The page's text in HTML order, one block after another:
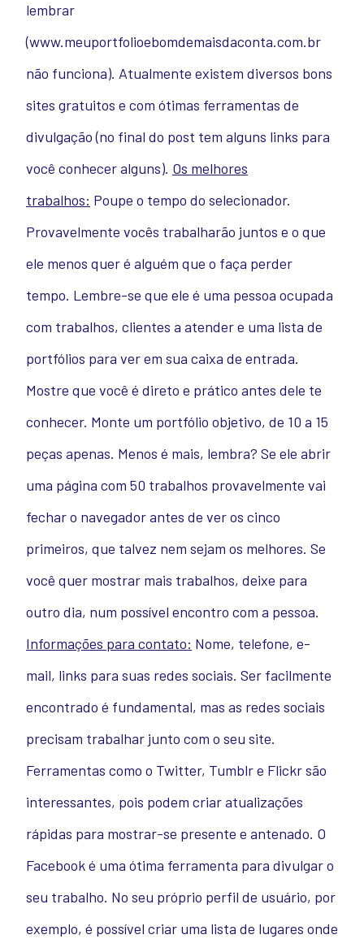
lembrar
(www.meuportfolioebomdemaisdaconta.com.br
não funciona). Atualmente existem diversos bons
sites gratuitos e com ótimas ferramentas de
divulgação (no final do post tem alguns links para
você conhecer alguns). Os melhores
trabalhos: Poupe o tempo do selecionador.
Provavelmente vocês trabalharão juntos e o que
ele menos quer é alguém que o faça perder
tempo. Lembre-se que ele é uma pessoa ocupada
com trabalhos, clientes a atender e uma lista de
portfólios para ver em sua caixa de entrada.
Mostre que você é direto e prático antes dele te
conhecer. Monte um portfólio objetivo, de 10 a 15
peças apenas. Menos é mais, lembra? Se ele abrir
uma página com 50 trabalhos provavelmente vai
fechar o navegador antes de ver os cinco
primeiros, que talvez nem sejam os melhores. Se
você quer mostrar mais trabalhos, deixe para
outro dia, num possível encontro com a pessoa.
Informações para contato: Nome, telefone, e-
mail, links para suas redes sociais. Ser facilmente
encontrado é fundamental, mas as redes sociais
precisam trabalhar junto com o seu site.
Ferramentas como o Twitter, Tumblr e Flickr são
interessantes, pois podem criar atualizações
rápidas para mostrar-se presente e antenado. O
Facebook é uma ótima ferramenta para divulgar o
seu trabalho. No seu próprio perfil de usuário, por
exemplo, é possível criar uma lista de lugares onde